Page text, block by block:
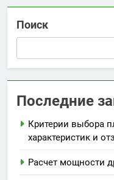
Поиск
Последние
Критерии выбора
характеристик и
Расчет мощности